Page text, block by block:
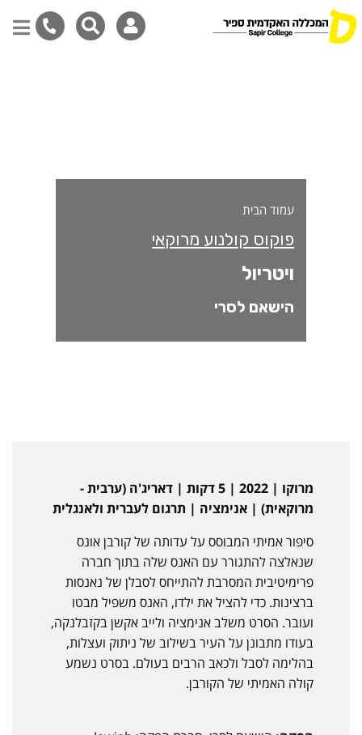
עמוד הבית
פוקוס קולנוע מרוקאי
ויטריול
הישאם לסרי
מרוקו | 2022 | 5 דקות | דאריג'ה (ערבית -
מרוקאית) | אנימציה | תרגום לעברית ולאנגלית
סיפור אמיתי המבוסס על עדותה של קורבן אונס
שנאלצה להתגורר עם האנס שלה בתוך חברה
פרימיטיבית המסרבת להתייחס לסבלן של נאנסות
ברצינות. כדי להציל את ילדו, האנס משפיל מבטו
ועובר. הסרט משלב אנימציה ולייב אקשן בקזבלנקה,
בעודו מתבונן על העיר בשילוב של ניתוק ועצלות,
בהלימה לסבל ולכאב הרבים בעולם. בסרט נשמע
קולה האמיתי של הקורבן.